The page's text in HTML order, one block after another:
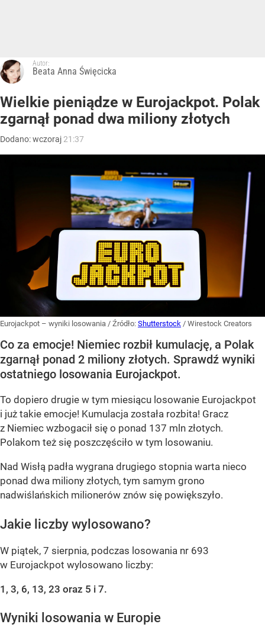
Autor:
Beata Anna Święcicka
Wielkie pieniądze w Eurojackpot. Polak
zgarnął ponad dwa miliony złotych
Dodano:wczoraj 21:37
Eurojackpot – wyniki losowania / Źródło: Shutterstock / Wirestock Creators
Co za emocje! Niemiec rozbił kumulację, a Polak
zgarnął ponad 2 miliony złotych. Sprawdź wyniki
ostatniego losowania Eurojackpot.
To dopiero drugie w tym miesiącu losowanie Eurojackpot
i już takie emocje! Kumulacja została rozbita! Gracz
z Niemiec wzbogacił się o ponad 137 mln złotych.
Polakom też się poszczęściło w tym losowaniu.
Nad Wisłą padła wygrana drugiego stopnia warta nieco
ponad dwa miliony złotych, tym samym grono
nadwiślańskich milionerów znów się powiększyło.
Jakie liczby wylosowano?
W piątek, 7 sierpnia, podczas losowania nr 693
w Eurojackpot wylosowano liczby:
1, 3, 6, 13, 23 oraz 5 i 7.
Wyniki losowania w Europie